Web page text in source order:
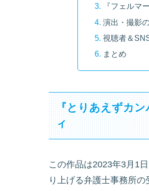
『フェルマ
演出・撮影
視聴者＆
まとめ
『とりあえずカ
ィ
この作品は2023年3月1
り上げる弁護士事務所